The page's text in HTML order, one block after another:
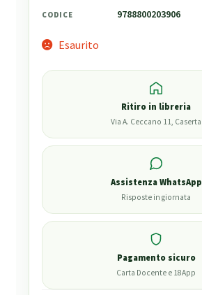
CODICE 9788800203906
Esaurito
Ritiro in libreria
Via A. Ceccano 11, Caserta
Assistenza WhatsApp
Risposte in giornata
Pagamento sicuro
Carta Docente e 18App